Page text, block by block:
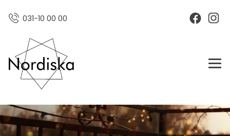
031-10 00 00